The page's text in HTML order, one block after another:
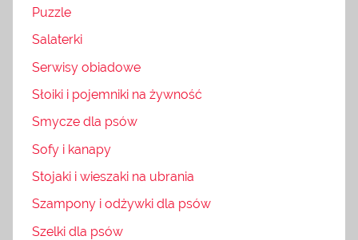
Puzzle
Salaterki
Serwisy obiadowe
Słoiki i pojemniki na żywność
Smycze dla psów
Sofy i kanapy
Stojaki i wieszaki na ubrania
Szampony i odżywki dla psów
Szelki dla psów